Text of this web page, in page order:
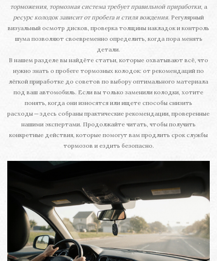
торможения, тормозная система требует правильной приработки, а
ресурс колодок зависит от пробега и стиля вождения. Регулярный
визуальный осмотр дисков, проверка толщины накладок и контроль
шума позволяют своевременно определить, когда пора менять
детали.
В нашем разделе вы найдёте статьи, которые охватывают всё, что
нужно знать о пробеге тормозных колодок: от рекомендаций по
лёгкой приработке до советов по выбору оптимального материала
под ваш автомобиль. Если вы только заменили колодки, хотите
понять, когда они износятся или ищете способы снизить
расходы — здесь собраны практические рекомендации, проверенные
нашими экспертами. Продолжайте читать, чтобы получить
конкретные действия, которые помогут вам продлить срок службы
тормозов и ездить безопасно.